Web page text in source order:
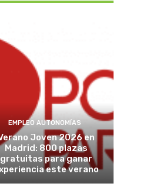
EMPLEO AUTONOMÍAS
Joven 2026 en
Madrid: 800 plazas
gratuitas para ganar
este verano